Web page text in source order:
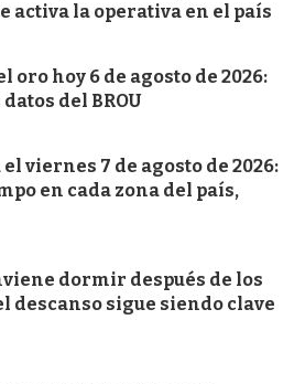
activa la operativa en el país
oro hoy 6 de agosto de 2026:
del BROU
viernes 7 de agosto de 2026:
en cada zona del país,
dormir después de los
descanso sigue siendo clave